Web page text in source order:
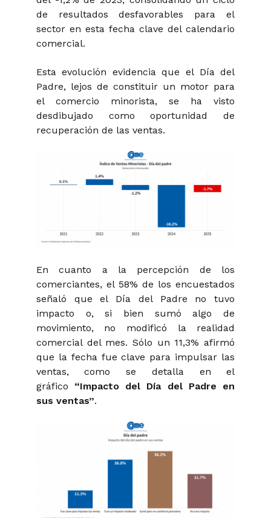
de resultados desfavorables para el
sector en esta fecha clave del calendario
comercial.
Esta evolución evidencia que el Día del
Padre, lejos de constituir un motor para
el comercio minorista, se ha visto
desdibujado como oportunidad de
recuperación de las ventas.
En cuanto a la percepción de los
comerciantes, el 58% de los encuestados
señaló que el Día del Padre no tuvo
impacto o, si bien sumó algo de
movimiento, no modificó la realidad
comercial del mes. Sólo un 11,3% afirmó
que la fecha fue clave para impulsar las
ventas, como se detalla en el
gráfico “Impacto del Día del Padre en
sus ventas”.